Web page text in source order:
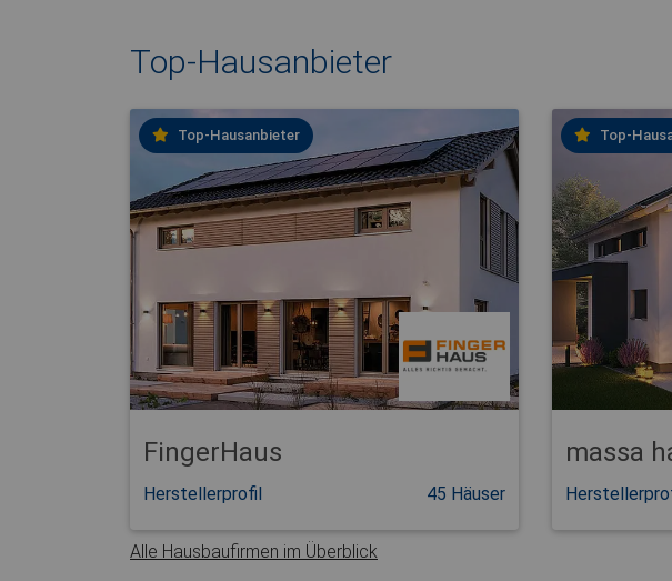
Top-Hausanbieter
Top-Hausanbieter
FingerHaus
Herstellerprofil 45 Häuser
Top-
massa
Alle Hausbaufirmen im Überblick